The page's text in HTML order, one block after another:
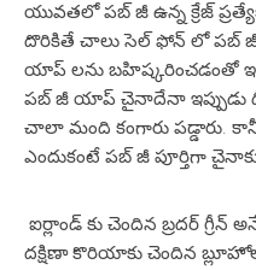
యువతలో పబ్ జీ ఉన్న క్రేజ్
దొరికితే చాలు సెల్ ఫోన్ లో పబ్ జీ
యాప్ లను బహిష్కరించడంతో
పబ్ జీ యాప్ చైనాదేనా ఇప్పుడు
చాలా మంది కంగారు పడ్డారు.
ఎందుకంటే పబ్ జీ పూర్తిగా
ఐర్లాండ్ కు చెందిన బ్రదర్ గ్రీన్
దక్షిణా కొరియాకు చెందిన